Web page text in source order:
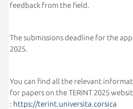
feedback from the field.
The submissions deadline for the
2025.
You can find all the relevant
for papers on the TERINT 2025
: https://terint.universita.corsica